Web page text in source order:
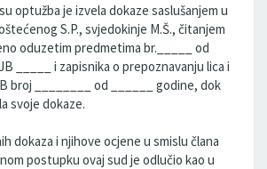
optužba je izvela dokaze saslušanjem u
S.P., svjedokinje M.Š., čitanjem
oduzetim predmetima br._____ od
_____ i zapisnika o prepoznavanju lica i
broj ________ od ______ godine, dok
svoje dokaze.
dokaza i njihove ocjene u smislu člana
postupku ovaj sud je odlučio kao u